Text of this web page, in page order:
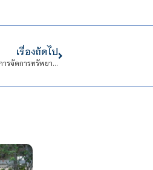
เรื่องถัดไป
สจด. จัดโครงการเสวนาเพื่อส่งเสริมคุณธรรม จริยธรรมในการปฏิบัติงาน หัวข้อ “การจัดการทรัพยากรที่เหมาะสม การนำของส่วนรวมไปใช้ส่วนตัว และการจัดการขยะ”